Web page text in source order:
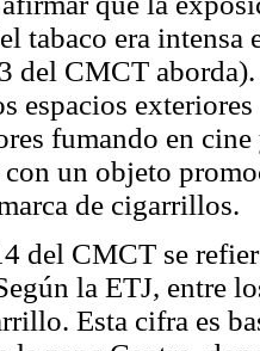
tabaco era intensa
del CMCT
espacios
fumando en
con un objeto
de cigarrillos.
del CMCT se
la ETJ, entre
Esta cifra es